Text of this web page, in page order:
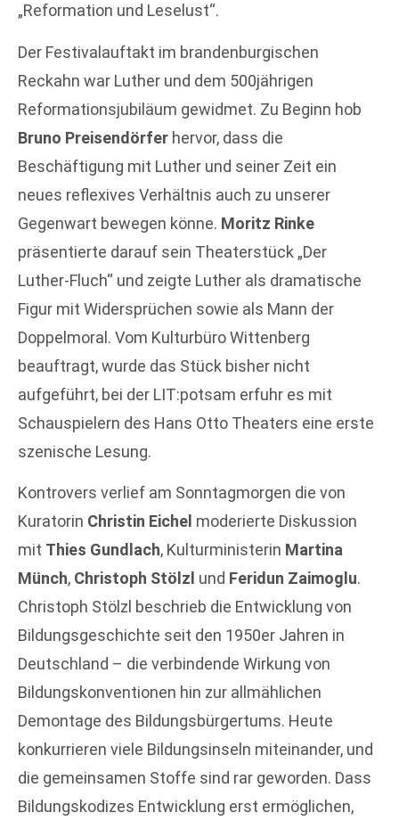
„Reformation und Leselust“.
Der Festivalauftakt im brandenburgischen
Reckahn war Luther und dem 500jährigen
Reformationsjubiläum gewidmet. Zu Beginn hob
Bruno Preisendörfer hervor, dass die
Beschäftigung mit Luther und seiner Zeit ein
neues reflexives Verhältnis auch zu unserer
Gegenwart bewegen könne. Moritz Rinke
präsentierte darauf sein Theaterstück „Der
Luther-Fluch“ und zeigte Luther als dramatische
Figur mit Widersprüchen sowie als Mann der
Doppelmoral. Vom Kulturbüro Wittenberg
beauftragt, wurde das Stück bisher nicht
aufgeführt, bei der LIT:potsam erfuhr es mit
Schauspielern des Hans Otto Theaters eine erste
szenische Lesung.
Kontrovers verlief am Sonntagmorgen die von
Kuratorin Christin Eichel moderierte Diskussion
mit Thies Gundlach, Kulturministerin Martina
Münch, Christoph Stölzl und Feridun Zaimoglu.
Christoph Stölzl beschrieb die Entwicklung von
Bildungsgeschichte seit den 1950er Jahren in
Deutschland – die verbindende Wirkung von
Bildungskonventionen hin zur allmählichen
Demontage des Bildungsbürgertums. Heute
konkurrieren viele Bildungsinseln miteinander, und
die gemeinsamen Stoffe sind rar geworden. Dass
Bildungskodizes Entwicklung erst ermöglichen,